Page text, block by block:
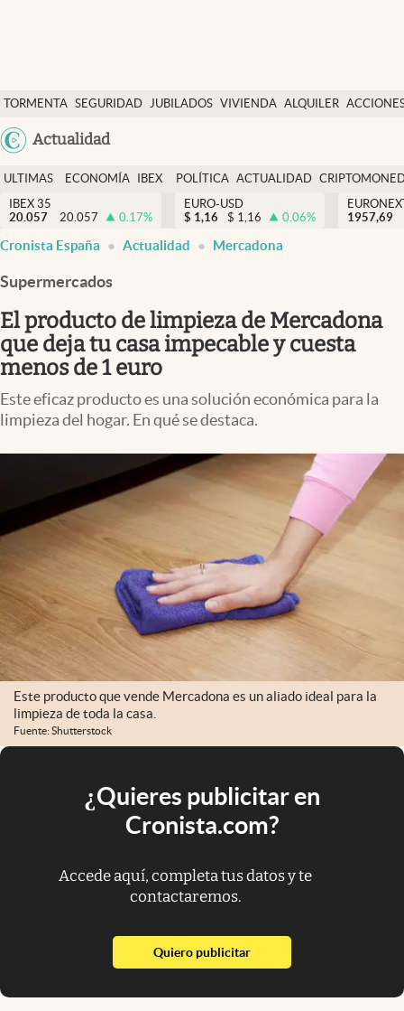
TORMENTA SEGURIDAD JUBILADOS VIVIENDA ALQUILER
USA
Actualidad
Economía y finanzas
Política
Actualidad
Criptomonedas
España
ULTIMAS
NOTICIAS
ECONOMÍA
FINANZAS
IBEX
EURO
POLÍTICA ACTUALIDAD
IBEX 35
20.057
20.057 0.17%
EURO-USD
$ 1,16 $ 1,16 0.06%
1957,69
Cronista España Actualidad Mercadona
Supermercados
El producto de limpieza de Mercadona
que deja tu casa impecable y cuesta
menos de 1 euro
Este eficaz producto es una solución económica para la
limpieza del hogar. En qué se destaca.
Este producto que vende Mercadona es un aliado ideal para la
limpieza de toda la casa.
Fuente: Shutterstock
¿Quieres publicitar en
Cronista.com?
Accede aquí, completa tus datos y te
contactaremos.
Quiero publicitarabre en nueva pestaña